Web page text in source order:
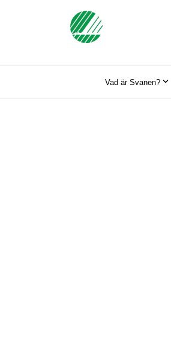
Vad är Svanen?